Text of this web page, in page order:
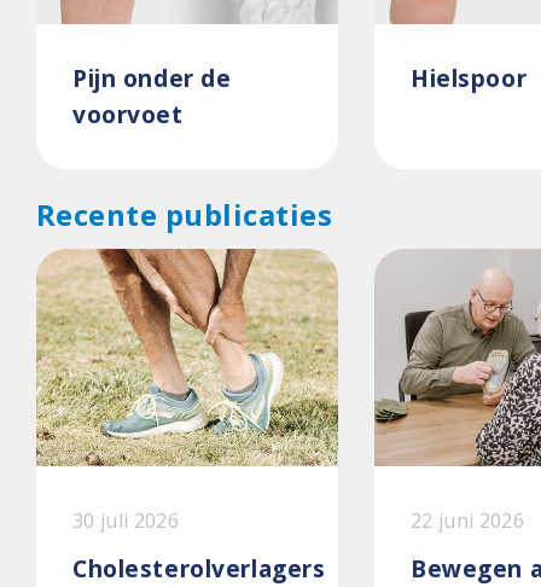
Pijn onder de
voorvoet
Hielspoor
Recente publicaties
30 juli 2026
Cholesterolverlagers
22 juni 2026
Bewegen